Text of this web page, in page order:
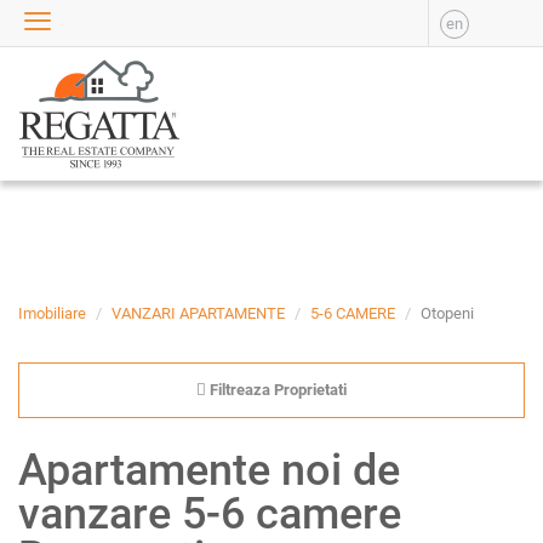
en
Imobiliare VANZARI APARTAMENTE 5-6 CAMERE Otopeni
Filtreaza Proprietati
Apartamente noi de
vanzare 5-6 camere
VANZARE
APARTAMENTE DE
VANZARE
APARTAMENTE NOI DE
VANZARE
VANZARE
TERENURI DE VANZARE
APARTAMENTE DE
INCHIRIAT